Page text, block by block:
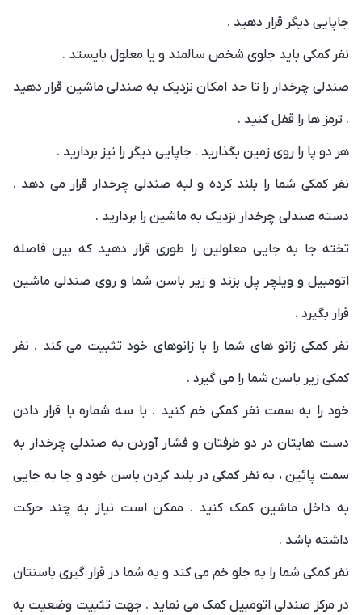
جاپایی دیگر قرار دهید .
نفر کمکی باید جلوی شخص سالمند و یا معلول بایستد .
صندلی چرخدار را تا حد امکان نزدیک به صندلی ماشین قرار دهید
. ترمز ها را قفل کنید .
هر دو پا را روی زمین بگذارید . جاپایی دیگر را نیز بردارید .
نفر کمکی شما را بلند کرده و لبه صندلی چرخدار قرار می دهد .
دسته صندلی چرخدار نزدیک به ماشین را بردارید .
تخته جا به جایی معلولین را طوری قرار دهید که بین فاصله
اتومبیل و ویلچر پل بزند و زیر باسن شما و روی صندلی ماشین
قرار بگیرد .
نفر کمکی زانو های شما را با زانوهای خود تثبیت می کند . نفر
کمکی زیر باسن شما را می گیرد .
خود را به سمت نفر کمکی خم کنید . با سه شماره با قرار دادن
دست هایتان در دو طرفتان و فشار آوردن به صندلی چرخدار به
سمت پائین ، به نفر کمکی در بلند کردن باسن خود و جا به جایی
به داخل ماشین کمک کنید . ممکن است نیاز به چند حرکت
داشته باشد .
نفر کمکی شما را به جلو خم می کند و به شما در قرار گیری باسنتان
در مرکز صندلی اتومبیل کمک می نماید . جهت تثبیت وضعیت به